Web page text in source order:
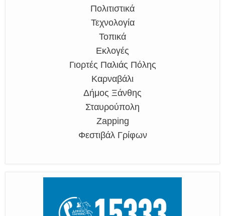
Πολιτιστικά
Τεχνολογία
Τοπικά
Εκλογές
Γιορτές Παλιάς Πόλης
Καρναβάλι
Δήμος Ξάνθης
Σταυρούπολη
Zapping
Φεστιβάλ Γρίφων